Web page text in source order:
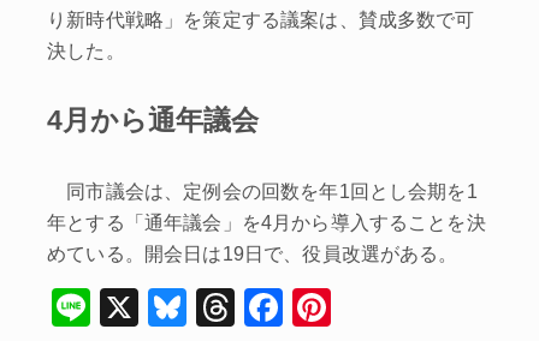
り新時代戦略」を策定する議案は、賛成多数で可
決した。
4月から通年議会
同市議会は、定例会の回数を年1回とし会期を1
年とする「通年議会」を4月から導入することを決
めている。開会日は19日で、役員改選がある。
Li
X
Bl
T
F